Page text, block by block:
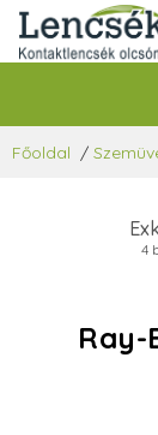
Főoldal /
4
Ray-